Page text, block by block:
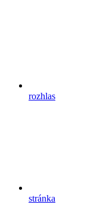
rozhlas
stránka